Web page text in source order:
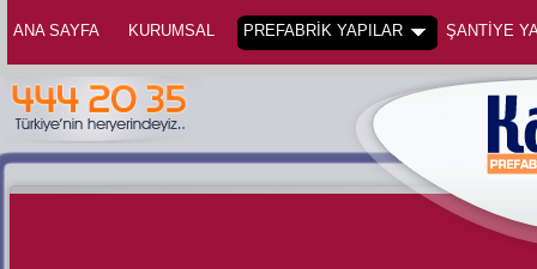
ANA SAYFA KURUMSAL PREFABRİK YAPILAR ŞANTİYE